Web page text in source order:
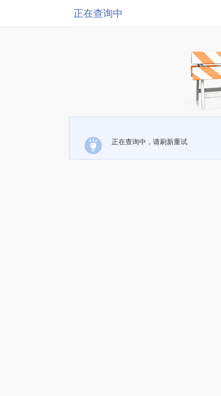
正在查询中
正在查询中，请刷新重试